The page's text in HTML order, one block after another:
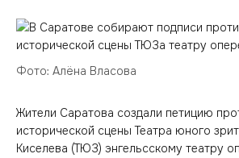
Фото: Алёна Власова
Жители Саратова создали петицию
исторической сцены Театра юного
Киселева (ТЮЗ) энгельсскому театру